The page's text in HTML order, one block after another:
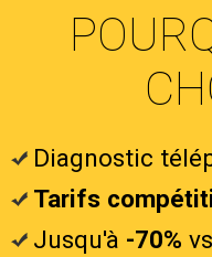
Diagnostic
Tarifs
Jusqu'à -70%